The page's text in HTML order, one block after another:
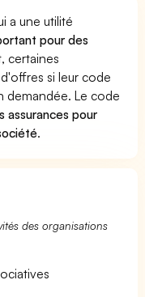
a une utilité
pour des
certaines
si leur code
demandée. Le code
assurances pour
.
des organisations